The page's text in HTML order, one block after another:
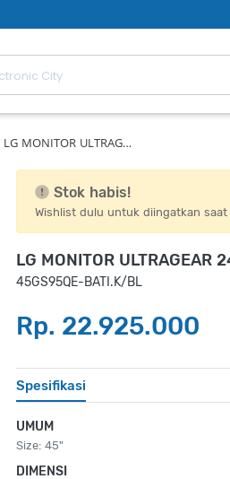
LG MONITOR ULTRAG…
Stok habis!
Wishlist dulu untuk diingatkan
LG MONITOR ULTRAGEAR
45GS95QE-BATI.K/BL
Rp. 22.925.000
Spesifikasi
UMUM
Size: 45"
DIMENSI